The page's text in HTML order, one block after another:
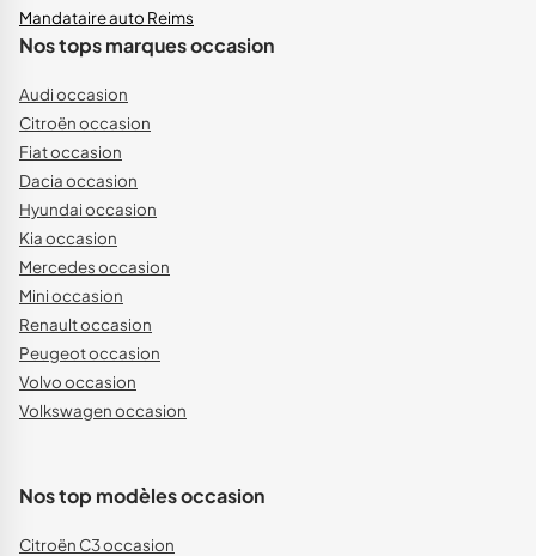
Mandataire auto Reims
Nos tops marques occasion
Audi occasion
Citroën occasion
Fiat occasion
Dacia occasion
Hyundai occasion
Kia occasion
Mercedes occasion
Mini occasion
Renault occasion
Peugeot occasion
Volvo occasion
Volkswagen occasion
Nos top modèles occasion
Citroën C3 occasion